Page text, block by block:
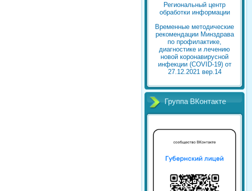
Региональный центр
обработки информации
Временные методические
рекомендации Минздрава
по профилактике,
диагностике и лечению
новой коронавирусной
инфекции (COVID-19) от
27.12.2021 вер.14
Группа ВКонтакте